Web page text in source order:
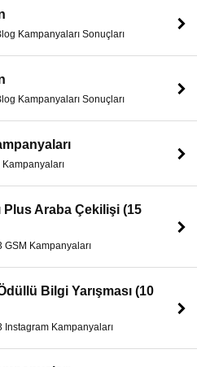
Kampanyaları Sonuçları
Kampanyaları Sonuçları
Plus Araba Çekilişi (15
GSM Kampanyaları
Bilgi Yarışması (10
Instagram Kampanyaları